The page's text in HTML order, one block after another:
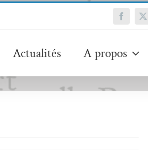
Facebook
X
Actualités A propos